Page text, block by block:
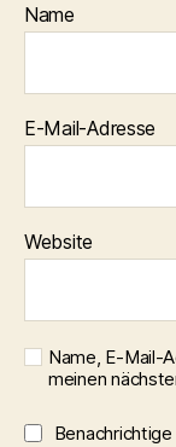
Name
E-Mail-Adresse
Website
Name, E-Mail-
meinen